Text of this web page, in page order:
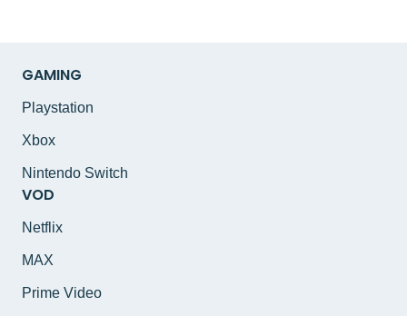
GAMING
Playstation
Xbox
Nintendo Switch
VOD
Netflix
MAX
Prime Video